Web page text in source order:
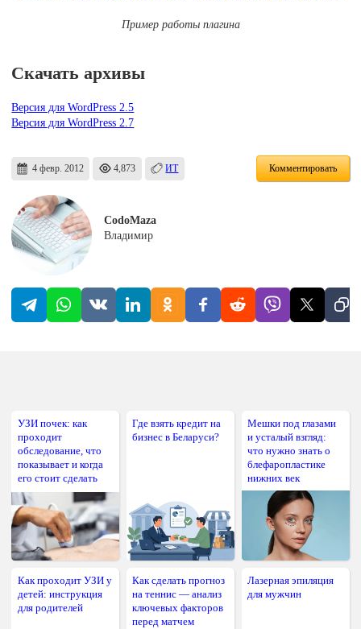
Пример работы плагина
Скачать архивы
Версия для WordPress 2.5
Версия для WordPress 2.7
4 февр. 2012 4,873 ИТ Комментировать
CodoMaza
Владимир
УЗИ почек: как
проходит
обследование, что
показывает и когда
его стоит сделать
Где взять кредит на
бизнес в Беларуси?
Мешки под глазами
и усталый взгляд:
что нужно знать о
блефаропластике
нижних век
Как проходит УЗИ у
детей: инструкция
для родителей
Как сделать прогноз
на теннис — анализ
ключевых факторов
перед матчем
Лазерная эпиляция
для мужчин